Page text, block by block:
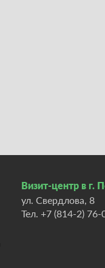
Визит-центр в г.
ул. Свердлова, 8
Тел. +7 (814-2) 76-